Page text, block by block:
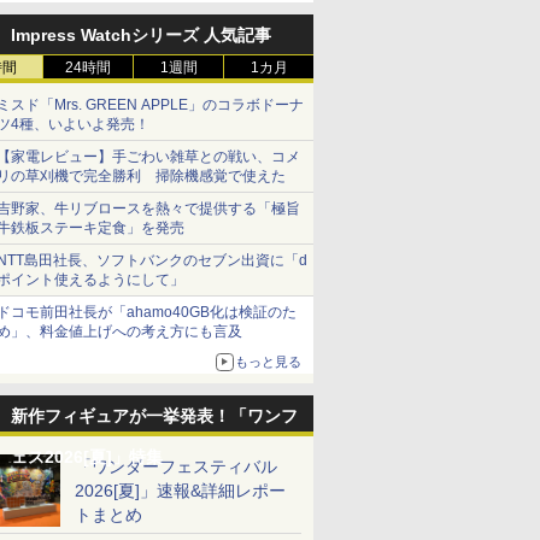
Impress Watchシリーズ 人気記事
24時間 1週間 1カ月
スド「Mrs. GREEN APPLE」のコラボドーナ
4種、いよいよ発売！
家電レビュー】手ごわい雑草との戦い、コメ
の草刈機で完全勝利 掃除機感覚で使えた
野家、牛リブロースを熱々で提供する「極旨
鉄板ステーキ定食」を発売
島田社長、ソフトバンクのセブン出資に「d
イント使えるようにして」
コモ前田社長が「ahamo40GB化は検証のた
」、料金値上げへの考え方にも言及
もっと見る
新作フィギュアが一挙発表！「ワンフ
ェス2026[夏]」特集「ワンダーフェスティバル
2026[夏]」速報&詳細レポー
トまとめ